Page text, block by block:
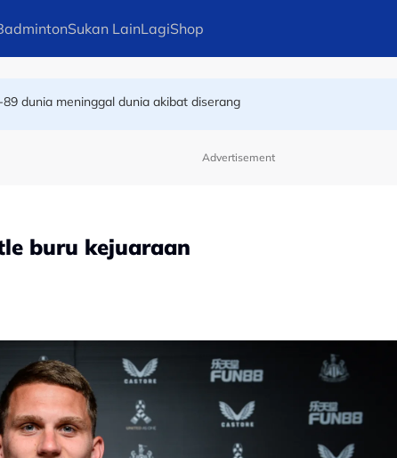
Sukan LainLagiShop
dunia meninggal dunia akibat diserang
Advertisement
buru kejuaraan